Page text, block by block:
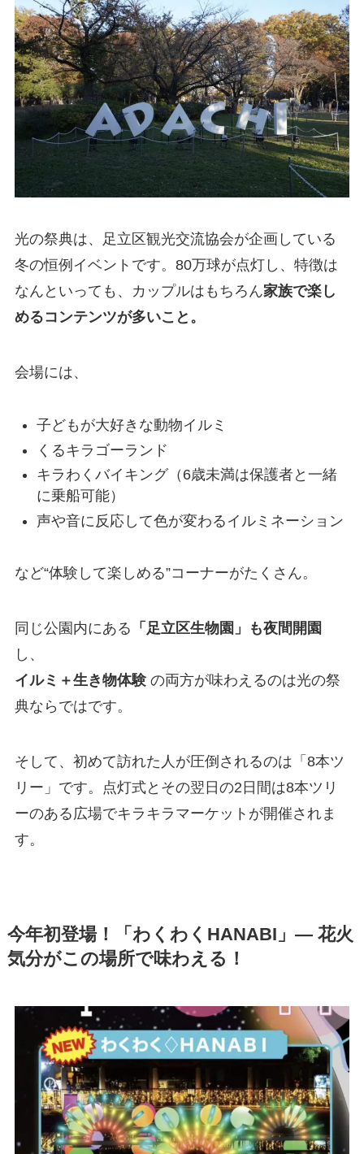
光の祭典は、足立区観光交流協会が企画している
冬の恒例イベントです。80万球が点灯し、特徴は
なんといっても、カップルはもちろん家族で楽し
めるコンテンツが多いこと。
会場には、
子どもが大好きな動物イルミ
くるキラゴーランド
キラわくバイキング（6歳未満は保護者と一緒
に乗船可能）
声や音に反応して色が変わるイルミネーション
など“体験して楽しめる”コーナーがたくさん。
同じ公園内にある 「足立区生物園」も夜間開園
し、
イルミ＋生き物体験の両方が味わえるのは光の祭
典ならではです。
そして、初めて訪れた人が圧倒されるのは「8本ツ
リー」です。点灯式とその翌日の2日間は8本ツリ
ーのある広場でキラキラマーケットが開催されま
す。
今年初登場！「わくわくHANABI」— 花火
気分がこの場所で味わえる！